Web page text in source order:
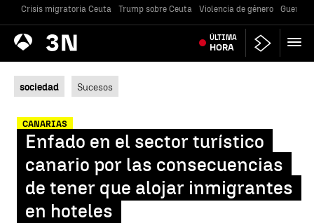
Crisis migratoria Ceuta Trump sobre Ceuta Violencia de género Guerra
Antena
3 Noticias ÚLTIMA
HORA
sociedad Sucesos
CANARIAS
Enfado en el sector turístico
canario por las consecuencias
de tener que alojar inmigrantes
en hoteles